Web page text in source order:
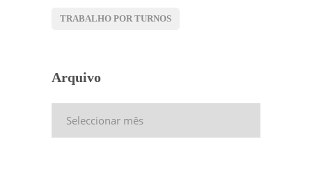
TRABALHO POR TURNOS
Arquivo